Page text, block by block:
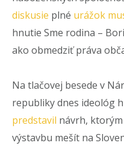
diskusie plné urážok
hnutie Sme rodina –
ako obmedziť práva
Na tlačovej besede v
republiky dnes ideológ
predstavil návrh, ktorým
výstavbu mešít na